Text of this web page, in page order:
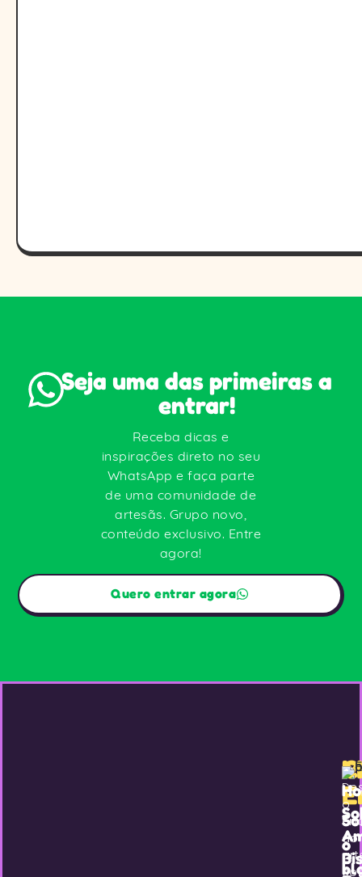
Seja uma das primeiras a
entrar!
Receba dicas e
inspirações direto no seu
WhatsApp e faça parte
de uma comunidade de
artesãs. Grupo novo,
conteúdo exclusivo. Entre
agora!
Quero entrar agora
o
o
do